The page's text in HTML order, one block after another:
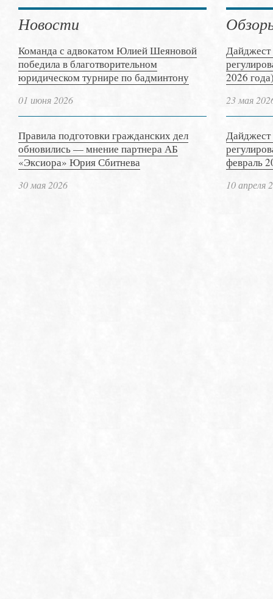
Новости
Команда с адвокатом Юлией Шеяновой
победила в благотворительном
юридическом турнире по бадминтону
01 июня 2026
Правила подготовки гражданских дел
обновились — мнение партнера АБ
«Эксиора» Юрия Сбитнева
30 мая 2026
Дайджест
2026
23 мая
Дайджест
февраль
10 апреля